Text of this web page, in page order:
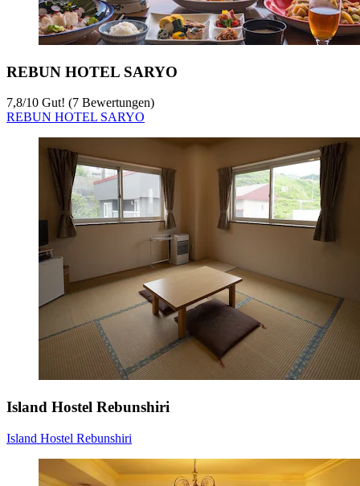
REBUN HOTEL SARYO
7,8/10 Gut! (7 Bewertungen)
REBUN HOTEL SARYO
Island Hostel Rebunshiri
Island Hostel Rebunshiri